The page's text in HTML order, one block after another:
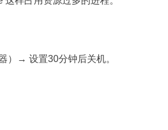
）→ 设置30分钟后关机。